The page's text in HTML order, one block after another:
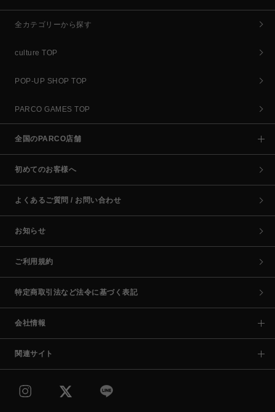
全カテゴリーから探す
culture TOP
POP-UP SHOP TOP
PARCO GAMES TOP
全国のPARCO店舗
初めてのお客様へ
よくあるご質問 / お問い合わせ
お知らせ
ご利用規約
特定商取引法など法令に基づく表記
会社情報
関連サイト